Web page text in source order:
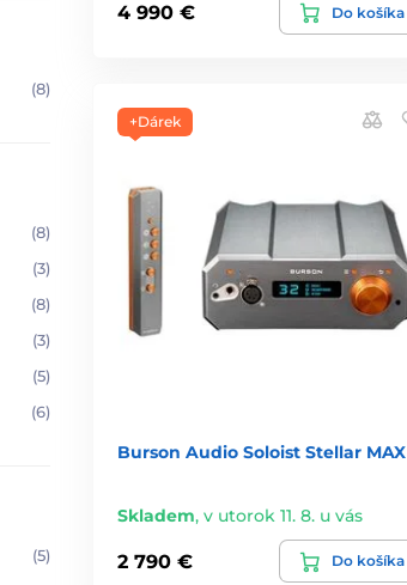
(8)
(8)
(3)
(8)
(3)
(5)
(6)
(5)
4 990 € Do košíka
+Dárek
Burson Audio Soloist Stellar MAX
Skladem, v utorok 11. 8. u vás
2 790 € Do košíka